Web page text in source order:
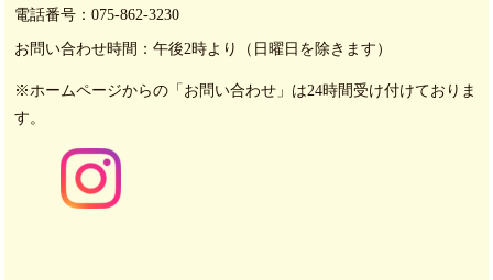
電話番号：075-862-3230
お問い合わせ時間：午後2時より（日曜日を除きます）
※ホームページからの「お問い合わせ」は24時間受け付けておりま
す。